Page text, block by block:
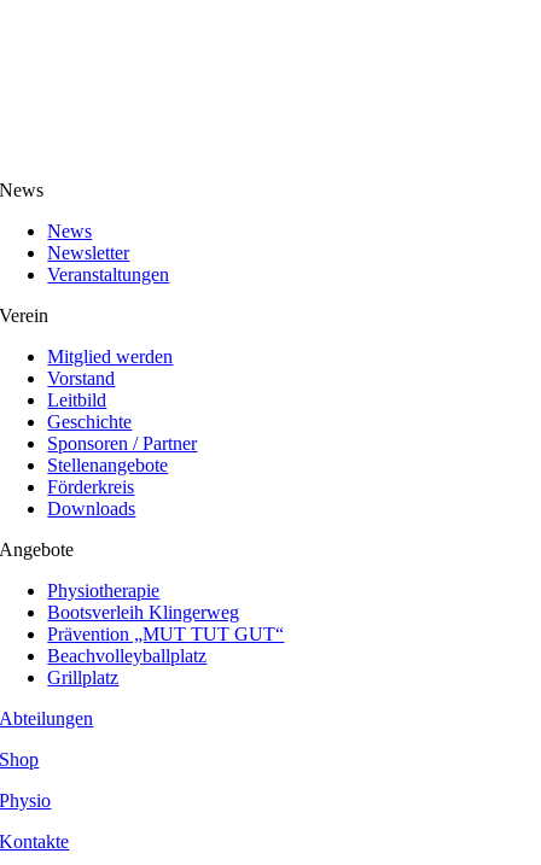
News
News
Newsletter
Veranstaltungen
Verein
Mitglied werden
Vorstand
Leitbild
Geschichte
Sponsoren / Partner
Stellenangebote
Förderkreis
Downloads
Angebote
Physiotherapie
Bootsverleih Klingerweg
Prävention „MUT TUT GUT“
Beachvolleyballplatz
Grillplatz
Abteilungen
Shop
Physio
Kontakte